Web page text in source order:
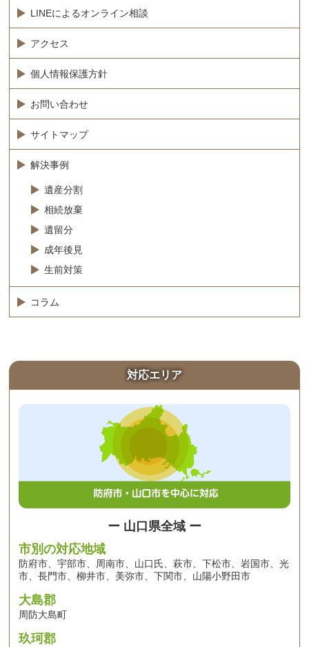
LINEによるオンライン相談
アクセス
個人情報保護方針
お問い合わせ
サイトマップ
解決事例
遺産分割
相続放棄
遺留分
成年後見
生前対策
コラム
対応エリア
ー 山口県全域 ー
市別の対応地域
防府市、宇部市、周南市、山口氏、萩市、下松市、岩国市、光
市、長門市、柳井市、美弥市、下関市、山陽小野田市
大島郡
周防大島町
玖珂郡